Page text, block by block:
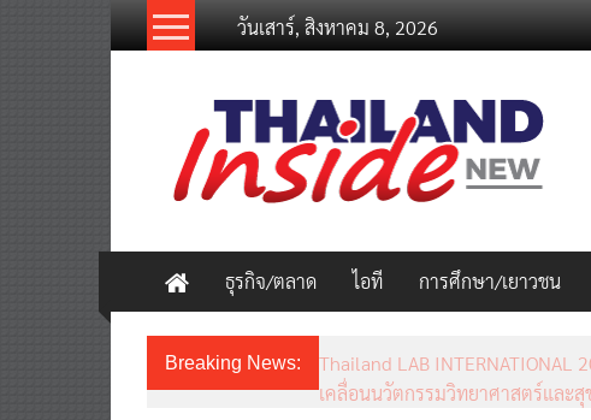
วันเสาร์, สิงหาคม 8, 2026
thailandinsidenew.com
Thailand
Inside
New
ธุรกิจ/ตลาด ไอที การศึกษา/เยาวชน
Breaking News:
Thailand LAB INTERNATIONAL
เคลื่อนนวัตกรรมวิทยาศาสตร์และ